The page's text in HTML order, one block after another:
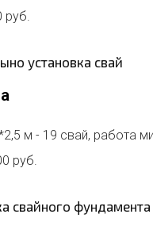
руб.
м - 19 свай, работа
руб.